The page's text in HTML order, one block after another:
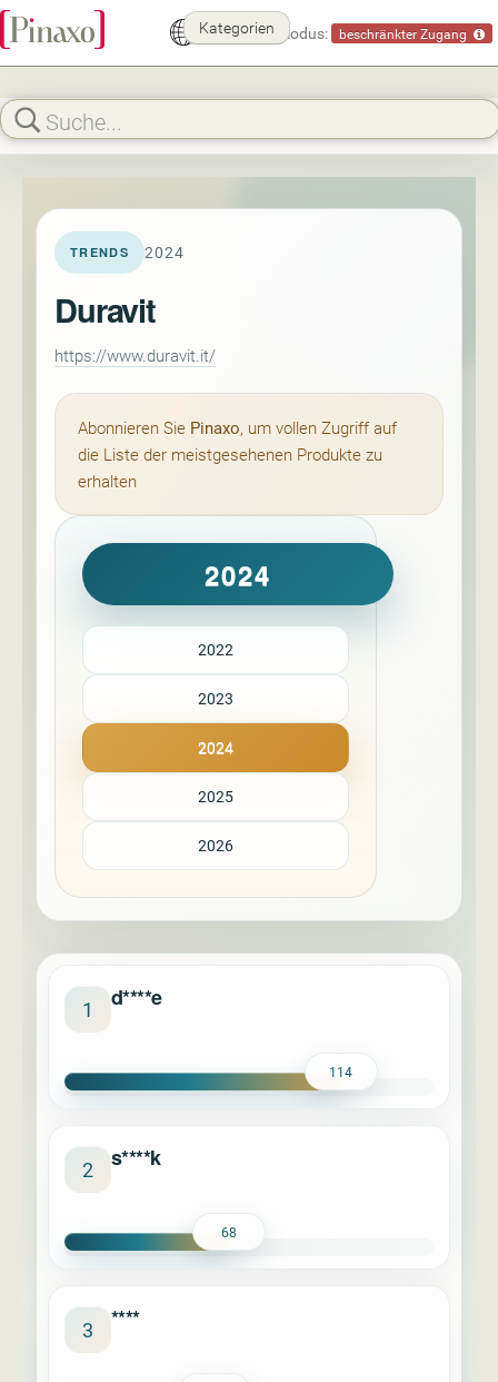
Demomodus: beschränkter Zugang
Kategorien
TRENDS 2024
Duravit
https://www.duravit.it/
Abonnieren Sie Pinaxo, um vollen Zugriff auf
die Liste der meistgesehenen Produkte zu
erhalten
2024
2022
2023
2024
2025
2026
1 d****e
114
2 s****k
68
3 ****